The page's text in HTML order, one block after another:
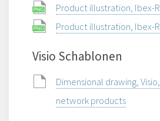
Product illustration, Ibex-
Product illustration, Ibex-
Visio Schablonen
Dimensional drawing,
network products